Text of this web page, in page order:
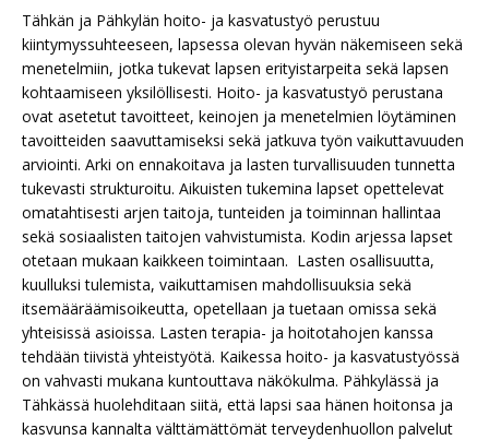
Tähkän ja Pähkylän hoito- ja kasvatustyö perustuu
kiintymyssuhteeseen, lapsessa olevan hyvän näkemiseen sekä
menetelmiin, jotka tukevat lapsen erityistarpeita sekä lapsen
kohtaamiseen yksilöllisesti. Hoito- ja kasvatustyö perustana
ovat asetetut tavoitteet, keinojen ja menetelmien löytäminen
tavoitteiden saavuttamiseksi sekä jatkuva työn vaikuttavuuden
arviointi. Arki on ennakoitava ja lasten turvallisuuden tunnetta
tukevasti strukturoitu. Aikuisten tukemina lapset opettelevat
omatahtisesti arjen taitoja, tunteiden ja toiminnan hallintaa
sekä sosiaalisten taitojen vahvistumista. Kodin arjessa lapset
otetaan mukaan kaikkeen toimintaan. Lasten osallisuutta,
kuulluksi tulemista, vaikuttamisen mahdollisuuksia sekä
itsemääräämisoikeutta, opetellaan ja tuetaan omissa sekä
yhteisissä asioissa. Lasten terapia- ja hoitotahojen kanssa
tehdään tiivistä yhteistyötä. Kaikessa hoito- ja kasvatustyössä
on vahvasti mukana kuntouttava näkökulma. Pähkylässä ja
Tähkässä huolehditaan siitä, että lapsi saa hänen hoitonsa ja
kasvunsa kannalta välttämättömät terveydenhuollon palvelut